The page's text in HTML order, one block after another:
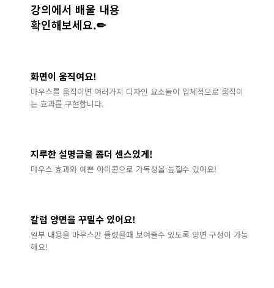
강의에서 배울 내용
확인해보세요.✏
화면이 움직여요!
마우스를 움직이면 여러가지 디자인 요소들이 입체적으로 움직이
는 효과를 구현합니다.
지루한 설명글을 좀더 센스있게!
마우스 효과와 예쁜 아이콘으로 가독성을 높힐수 있어요!
칼럼 양면을 꾸밀수 있어요!
일부 내용을 마우스만 올렸을때 보여줄수 있도록 양면 구성이 가능
해요!